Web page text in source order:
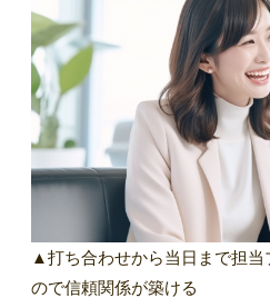
▲打ち合わせから当日まで担当
ので信頼関係が築ける